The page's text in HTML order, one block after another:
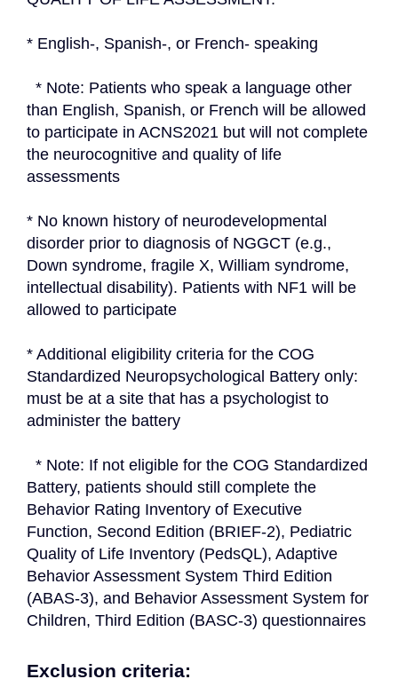
* English-, Spanish-, or French- speaking
than English, Spanish, or French will be allowed
to participate in ACNS2021 but will not complete
the neurocognitive and quality of life
assessments
* No known history of neurodevelopmental
disorder prior to diagnosis of NGGCT (e.g.,
Down syndrome, fragile X, William syndrome,
intellectual disability). Patients with NF1 will be
allowed to participate
* Additional eligibility criteria for the COG
Standardized Neuropsychological Battery only:
must be at a site that has a psychologist to
administer the battery
Battery, patients should still complete the
Behavior Rating Inventory of Executive
Function, Second Edition (BRIEF-2), Pediatric
Quality of Life Inventory (PedsQL), Adaptive
Behavior Assessment System Third Edition
(ABAS-3), and Behavior Assessment System for
Children, Third Edition (BASC-3) questionnaires
Exclusion criteria: